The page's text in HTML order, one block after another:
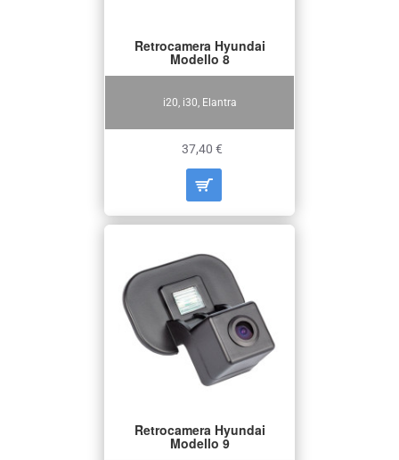
i20, i30, Elantra
Retrocamera Hyundai
Modello 8
37,40 €
Retrocamera Hyundai
Modello 9